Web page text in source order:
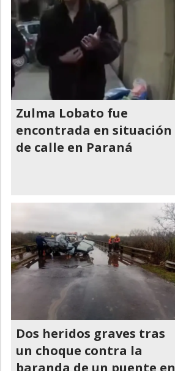
Zulma Lobato fue
encontrada en situación
de calle en Paraná
Dos heridos graves tras
un choque contra la
baranda de un puente en